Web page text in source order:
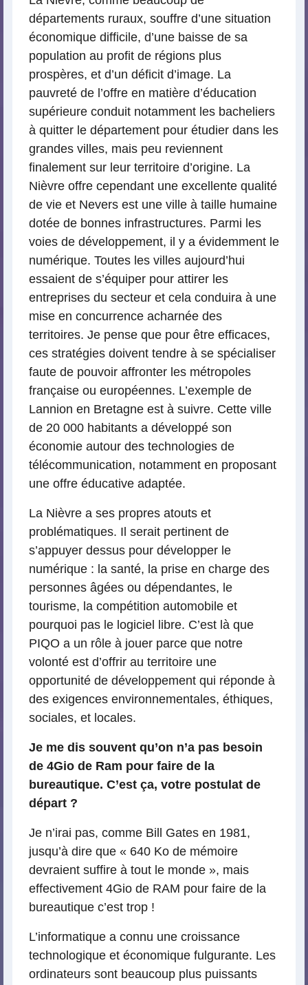
départements ruraux, souffre d’une situation
économique difficile, d’une baisse de sa
population au profit de régions plus
prospères, et d’un déficit d’image. La
pauvreté de l’offre en matière d’éducation
supérieure conduit notamment les bacheliers
à quitter le département pour étudier dans les
grandes villes, mais peu reviennent
finalement sur leur territoire d’origine. La
Nièvre offre cependant une excellente qualité
de vie et Nevers est une ville à taille humaine
dotée de bonnes infrastructures. Parmi les
voies de développement, il y a évidemment le
numérique. Toutes les villes aujourd’hui
essaient de s’équiper pour attirer les
entreprises du secteur et cela conduira à une
mise en concurrence acharnée des
territoires. Je pense que pour être efficaces,
ces stratégies doivent tendre à se spécialiser
faute de pouvoir affronter les métropoles
française ou européennes. L’exemple de
Lannion en Bretagne est à suivre. Cette ville
de 20 000 habitants a développé son
économie autour des technologies de
télécommunication, notamment en proposant
une offre éducative adaptée.
La Nièvre a ses propres atouts et
problématiques. Il serait pertinent de
s’appuyer dessus pour développer le
numérique : la santé, la prise en charge des
personnes âgées ou dépendantes, le
tourisme, la compétition automobile et
pourquoi pas le logiciel libre. C’est là que
PIQO a un rôle à jouer parce que notre
volonté est d’offrir au territoire une
opportunité de développement qui réponde à
des exigences environnementales, éthiques,
sociales, et locales.
Je me dis souvent qu’on n’a pas besoin
de 4Gio de Ram pour faire de la
bureautique. C’est ça, votre postulat de
départ ?
Je n’irai pas, comme Bill Gates en 1981,
jusqu’à dire que « 640 Ko de mémoire
devraient suffire à tout le monde », mais
effectivement 4Gio de RAM pour faire de la
bureautique c’est trop !
L’informatique a connu une croissance
technologique et économique fulgurante. Les
ordinateurs sont beaucoup plus puissants